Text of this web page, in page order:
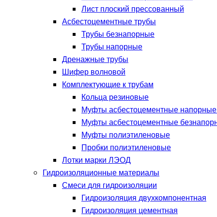
Лист плоский прессованный
Асбестоцементные трубы
Трубы безнапорные
Трубы напорные
Дренажные трубы
Шифер волновой
Комплектующие к трубам
Кольца резиновые
Муфты асбестоцементные
Муфты асбестоцементные
Муфты полиэтиленовые
Пробки полиэтиленовые
Лотки марки ЛЭОД
Гидроизоляционные материалы
Смеси для гидроизоляции
Гидроизоляция двухкомпонентная
Гидроизоляция цементная